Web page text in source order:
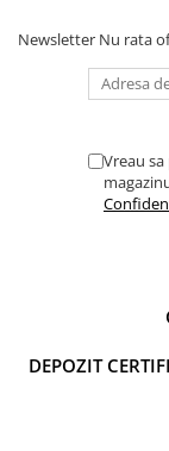
Newsletter Nu rata
Vreau
DEPOZIT